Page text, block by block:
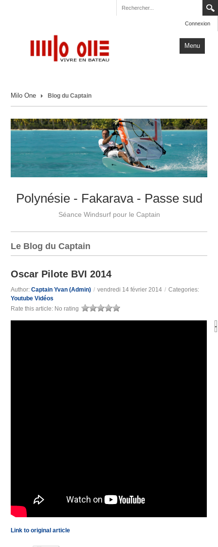
Connexion
Menu
Carnets de Voyage
Actualités
Plus
Milo One Blog du Captain
Polynésie - Fakarava - Passe sud
Séance Windsurf pour le Captain
Le Blog du Captain
Oscar Pilote BVI 2014
Author:Captain Yvan (Admin) / vendredi 14 février 2014 / Categories:
Youtube Vidéos
Rate this article: No rating
Link to original article